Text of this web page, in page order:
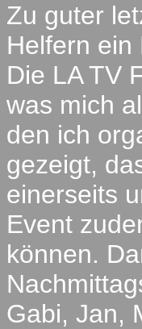
Zu guter
Helfern ein
Die LA TV
was mich
den ich
gezeigt,
einerseits
Event
können.
Gabi, Jan,